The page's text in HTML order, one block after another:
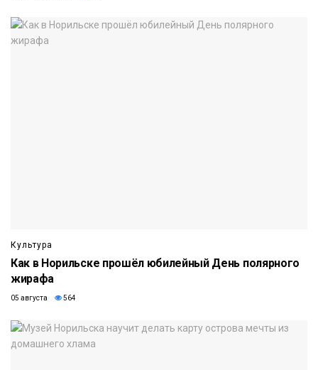
Культура
Как в Норильске прошёл юбилейный День полярного
жирафа
05 августа 564